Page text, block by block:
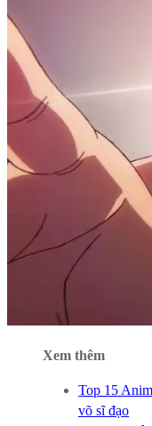
Xem thêm
Top 15
võ sĩ đạo